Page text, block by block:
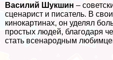
Василий Шукшин –
сценарист и писатель. В
кинокартинах, он уделял
простых людей, благодаря
стать всенародным